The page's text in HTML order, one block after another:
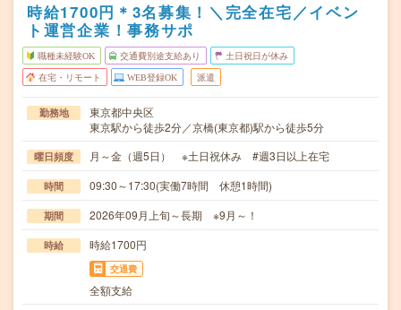
時給1700円＊3名募集！＼完全在宅／イベン
ト運営企業！事務サポ
職種未経験OK 交通費別途支給あり 土日祝日が休み
在宅・リモート WEB登録OK 派遣
勤務地
東京都中央区
東京駅から徒歩2分／京橋(東京都)駅から徒歩5分
曜日頻度 月～金（週5日） ※土日祝休み #週3日以上在宅
時間 09:30～17:30(実働7時間 休憩1時間)
期間 2026年09月上旬～長期 ※9月～！
時給 時給1700円
交通費
全額支給